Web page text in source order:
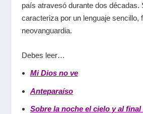
país atravesó durante dos décadas.
caracteriza por un lenguaje sencillo,
neovanguardia.
Debes leer…
Mi Dios no ve
Anteparaíso
Sobre la noche el cielo y al final